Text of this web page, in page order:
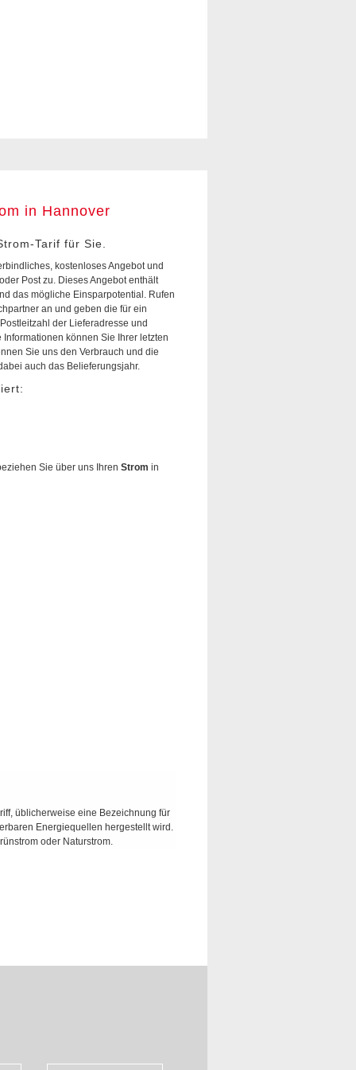
in Hannover
Tarif für Sie.
kostenloses Angebot und
Post zu. Dieses Angebot enthält
das mögliche Einsparpotential. Rufen
an und geben die für ein
der Lieferadresse und
können Sie Ihrer letzten
Sie uns den Verbrauch und die
auch das Belieferungsjahr.
Sie über uns Ihren Strom in
üblicherweise eine Bezeichnung für
Energiequellen hergestellt wird.
oder Naturstrom.